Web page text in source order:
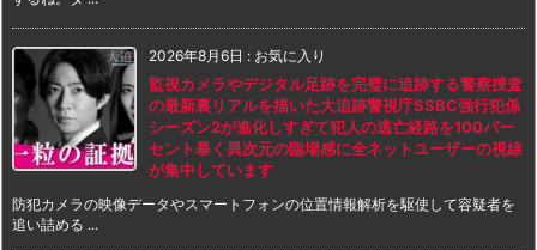
2026年8月6日 : お気に入り
監視カメラやデジタル足跡を完璧に追跡する警察捜査
の最新裏リアルを描いた大追跡警視庁SSBC強行犯係
シーズン2が進化しすぎて犯人の逃亡経路を100パー
セント暴く異次元の臨場感に全ネットユーザーの視線
が集中しています
防犯カメラの映像データやスマートフォンの位置情報解析を駆使して容疑者を
追い詰める ...